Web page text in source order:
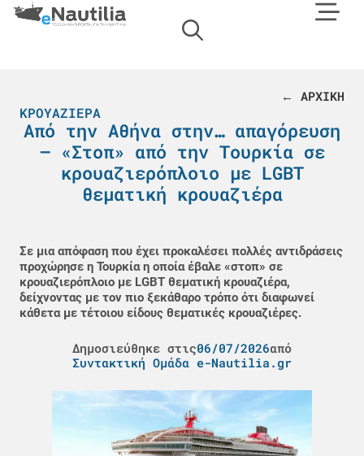
← ΑΡΧΙΚΗ
ΚΡΟΥΑΖΙΈΡΑ
Από την Αθήνα στην… απαγόρευση
– «Στοπ» από την Τουρκία σε
κρουαζιερόπλοιο με LGBT
θεματική κρουαζιέρα
Σε μια απόφαση που έχει προκαλέσει πολλές αντιδράσεις
προχώρησε η Τουρκία η οποία έβαλε «στοπ» σε
κρουαζιερόπλοιο με LGBT θεματική κρουαζιέρα,
δείχνοντας με τον πιο ξεκάθαρο τρόπο ότι διαφωνεί
κάθετα με τέτοιου είδους θεματικές κρουαζιέρες.
Δημοσιεύθηκε στις06/07/2026από
Συντακτική Ομάδα e-Nautilia.gr